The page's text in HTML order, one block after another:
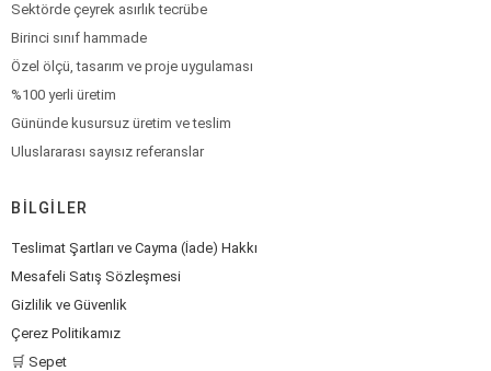
Sektörde çeyrek asırlık tecrübe
Birinci sınıf hammade
Özel ölçü, tasarım ve proje uygulaması
%100 yerli üretim
Gününde kusursuz üretim ve teslim
Uluslararası sayısız referanslar
BILGILER
Teslimat Şartları ve Cayma (İade) Hakkı
Mesafeli Satış Sözleşmesi
Gizlilik ve Güvenlik
Çerez Politikamız
🛒 Sepet